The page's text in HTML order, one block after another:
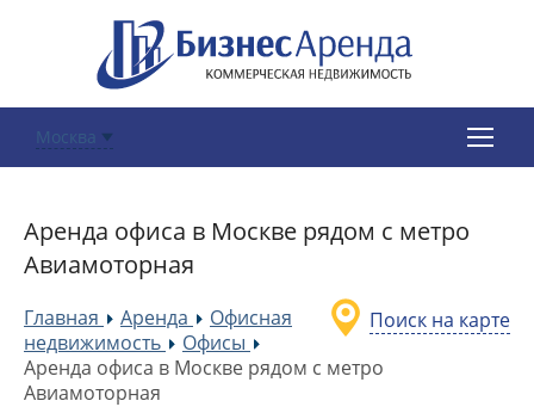
Москва
Аренда офиса в Москве рядом с метро
Авиамоторная
Поиск на карте
Главная »
Аренда »Офисная
недвижимость
»Офисы
Аренда офиса в Москве рядом с метро
Авиамоторная